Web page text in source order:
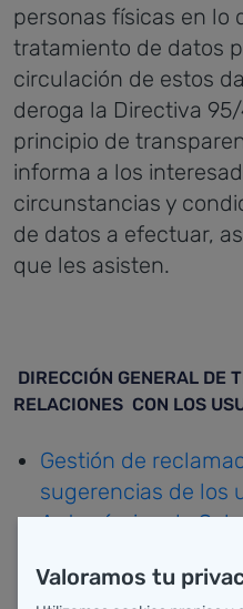
personas físicas en lo
tratamiento de datos
circulación de estos
deroga la Directiva
principio de
informa a los
circunstancias y
de datos a efectuar,
que les asisten.
DIRECCIÓN GENERAL DE
RELACIONES CON LOS
Gestión de
sugerencias de los
Autonómico de
Valoramos tu